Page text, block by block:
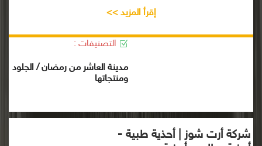
إقرأ المزيد >>
التصنيفات :
مدينة العاشر من رمضان / الجلود
ومنتجاتها
شركة أرت شوز | أحذية طبية -